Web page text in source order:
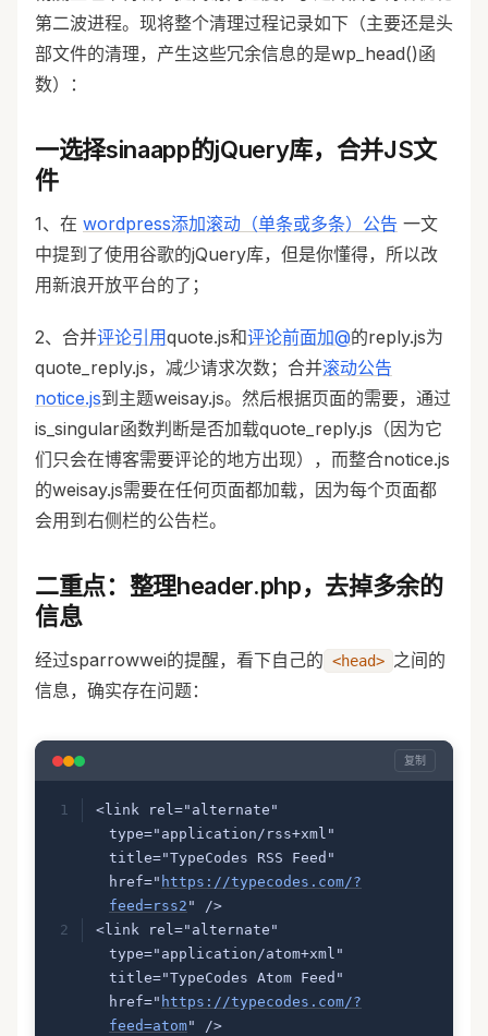
第二波进程。现将整个清理过程记录如下（主要还是头
部文件的清理，产生这些冗余信息的是wp_head()函
数）：
一选择sinaapp的jQuery库，合并JS文
件
1、在 wordpress添加滚动（单条或多条）公告 一文
中提到了使用谷歌的jQuery库，但是你懂得，所以改
用新浪开放平台的了；
2、合并评论引用quote.js和评论前面加@的reply.js为
quote_reply.js，减少请求次数；合并滚动公告
notice.js到主题weisay.js。然后根据页面的需要，通过
is_singular函数判断是否加载quote_reply.js（因为它
们只会在博客需要评论的地方出现），而整合notice.js
的weisay.js需要在任何页面都加载，因为每个页面都
会用到右侧栏的公告栏。
二重点：整理header.php，去掉多余的
信息
经过sparrowwei的提醒，看下自己的 <head> 之间的
信息，确实存在问题：
复制
<link rel="alternate"
type="application/rss+xml"
title="TypeCodes RSS Feed"
href=" https://typecodes.com/?
feed=rss2 " />
<link rel="alternate"
type="application/atom+xml"
title="TypeCodes Atom Feed"
href=" https://typecodes.com/?
feed=atom" />